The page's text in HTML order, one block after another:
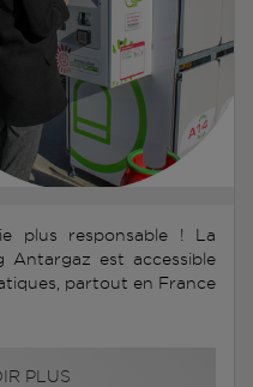
plus responsable ! La
Antargaz est accessible
partout en France
PLUS